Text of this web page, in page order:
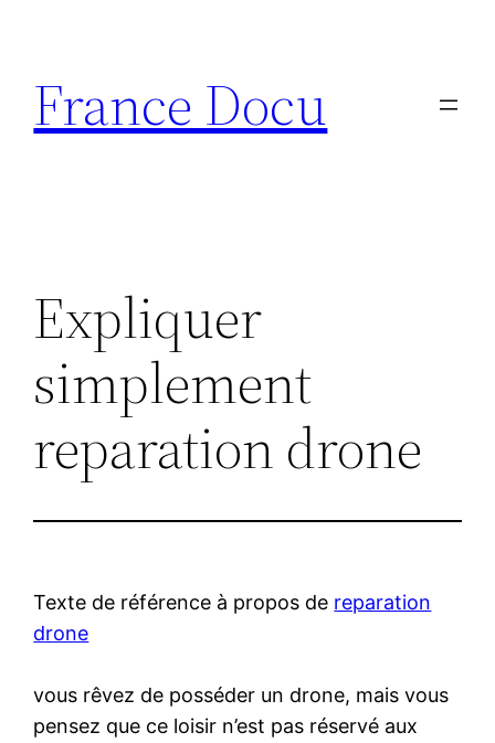
contenu
France Docu
Expliquer
simplement
reparation drone
Texte de référence à propos de reparation
drone
vous rêvez de posséder un drone, mais vous
pensez que ce loisir n’est pas réservé aux